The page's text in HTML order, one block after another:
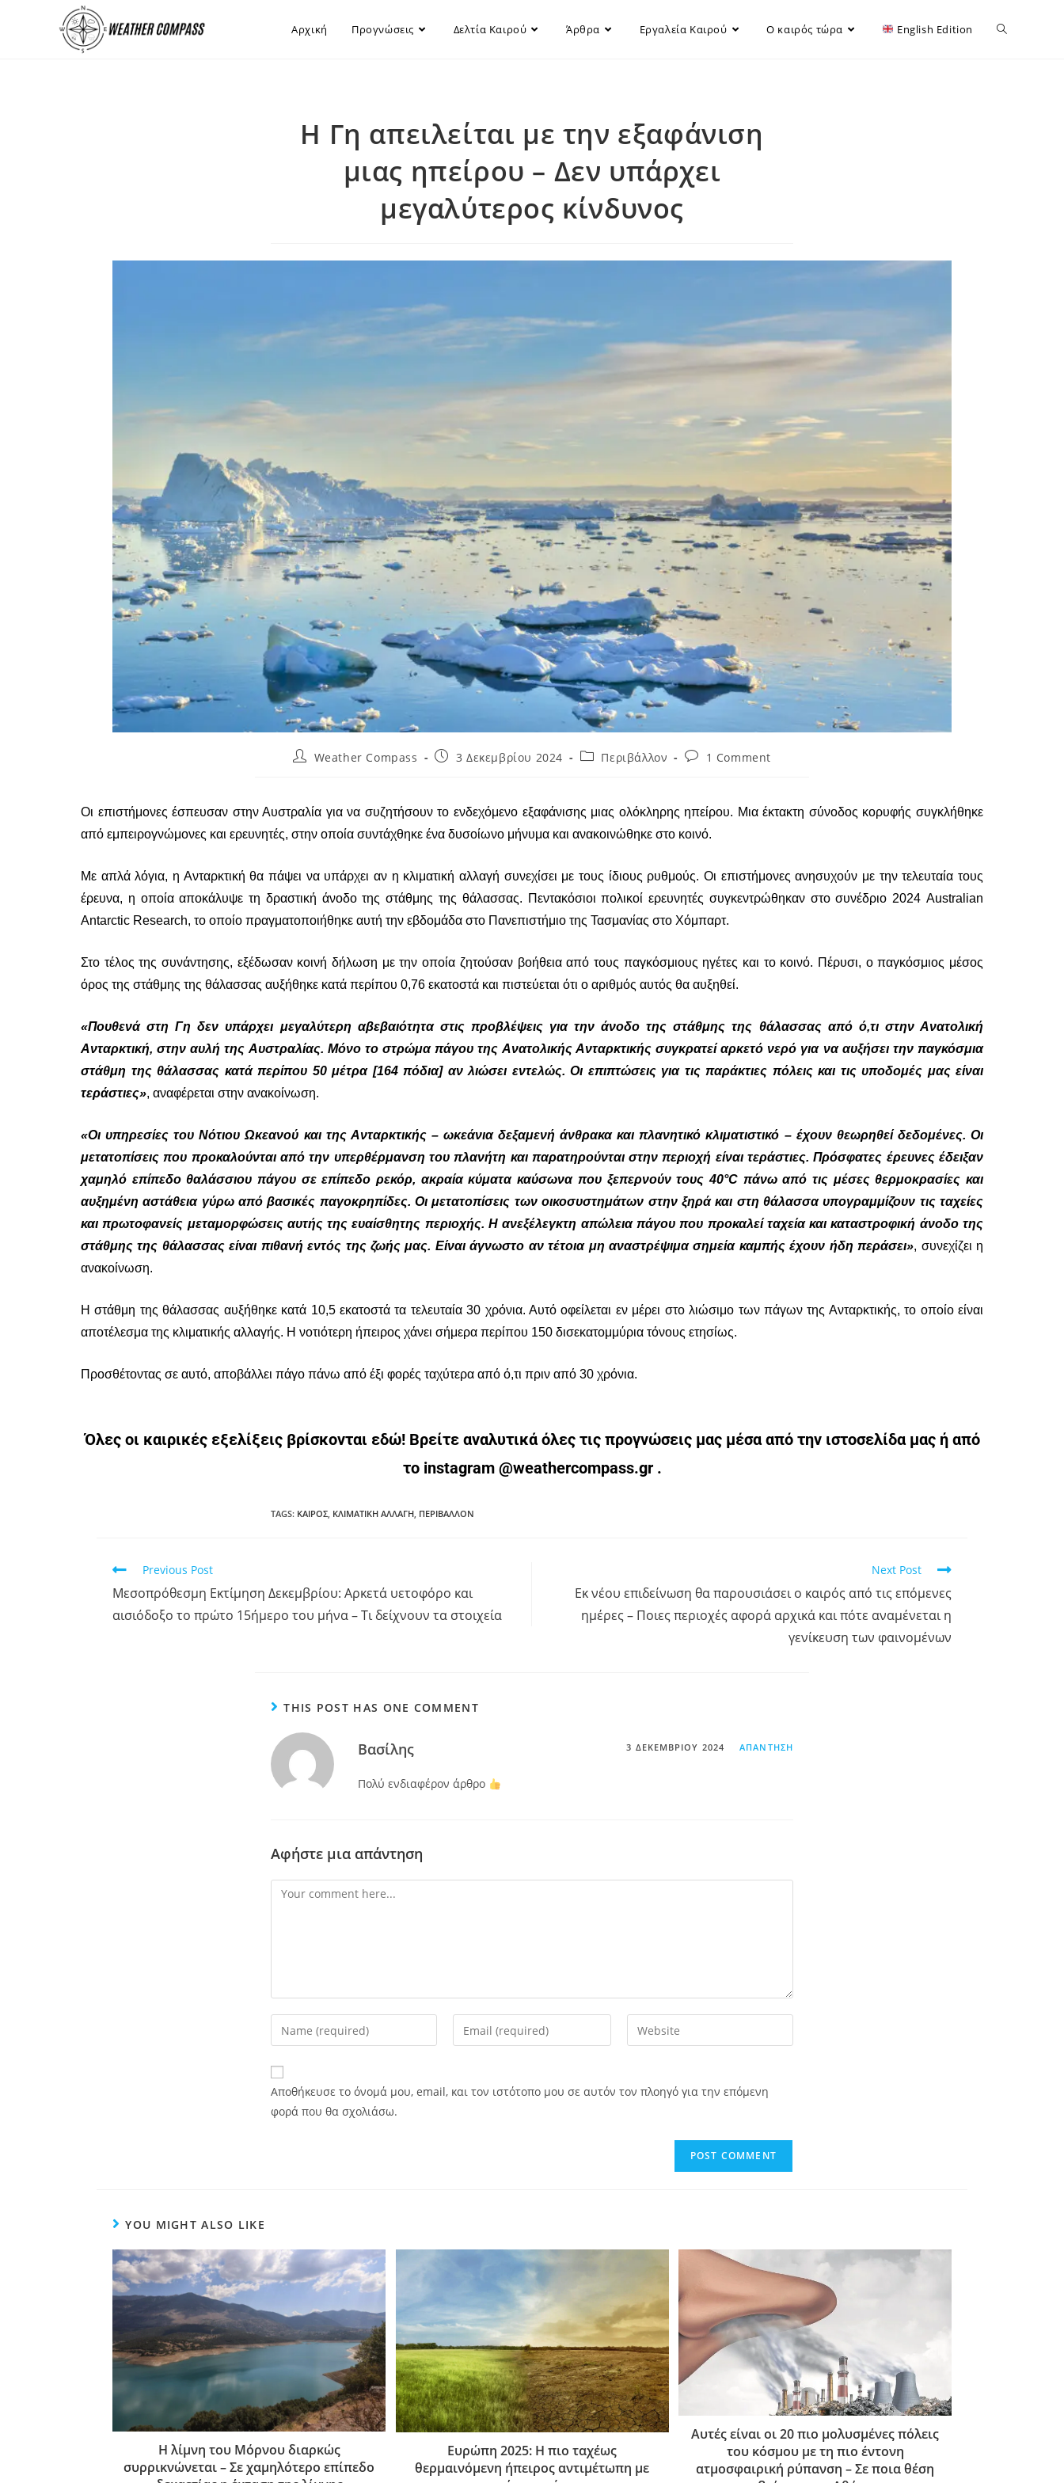
περιεχόμενο
Αρχική Προγνώσεις Δελτία Καιρού Άρθρα Εργαλεία Καιρού Ο καιρός τώρα English Edition
Η Γη απειλείται με την εξαφάνιση
μιας ηπείρου – Δεν υπάρχει
μεγαλύτερος κίνδυνος
Weather Compass 3 Δεκεμβρίου 2024 Περιβάλλον 1 Comment
Οι επιστήμονες έσπευσαν στην Αυστραλία για να συζητήσουν το ενδεχόμενο εξαφάνισης μιας ολόκληρης ηπείρου. Μια έκτακτη σύνοδος κορυφής συγκλήθηκε
από εμπειρογνώμονες και ερευνητές, στην οποία συντάχθηκε ένα δυσοίωνο μήνυμα και ανακοινώθηκε στο κοινό.
Με απλά λόγια, η Ανταρκτική θα πάψει να υπάρχει αν η κλιματική αλλαγή συνεχίσει με τους ίδιους ρυθμούς. Οι επιστήμονες ανησυχούν με την τελευταία τους
έρευνα, η οποία αποκάλυψε τη δραστική άνοδο της στάθμης της θάλασσας. Πεντακόσιοι πολικοί ερευνητές συγκεντρώθηκαν στο συνέδριο 2024 Australian
Antarctic Research, το οποίο πραγματοποιήθηκε αυτή την εβδομάδα στο Πανεπιστήμιο της Τασμανίας στο Χόμπαρτ.
Στο τέλος της συνάντησης, εξέδωσαν κοινή δήλωση με την οποία ζητούσαν βοήθεια από τους παγκόσμιους ηγέτες και το κοινό. Πέρυσι, ο παγκόσμιος μέσος
όρος της στάθμης της θάλασσας αυξήθηκε κατά περίπου 0,76 εκατοστά και πιστεύεται ότι ο αριθμός αυτός θα αυξηθεί.
«Πουθενά στη Γη δεν υπάρχει μεγαλύτερη αβεβαιότητα στις προβλέψεις για την άνοδο της στάθμης της θάλασσας από ό,τι στην Ανατολική
Ανταρκτική, στην αυλή της Αυστραλίας. Μόνο το στρώμα πάγου της Ανατολικής Ανταρκτικής συγκρατεί αρκετό νερό για να αυξήσει την παγκόσμια
στάθμη της θάλασσας κατά περίπου 50 μέτρα [164 πόδια] αν λιώσει εντελώς. Οι επιπτώσεις για τις παράκτιες πόλεις και τις υποδομές μας είναι
τεράστιες», αναφέρεται στην ανακοίνωση.
«Οι υπηρεσίες του Νότιου Ωκεανού και της Ανταρκτικής – ωκεάνια δεξαμενή άνθρακα και πλανητικό κλιματιστικό – έχουν θεωρηθεί δεδομένες. Οι
μετατοπίσεις που προκαλούνται από την υπερθέρμανση του πλανήτη και παρατηρούνται στην περιοχή είναι τεράστιες. Πρόσφατες έρευνες έδειξαν
χαμηλό επίπεδο θαλάσσιου πάγου σε επίπεδο ρεκόρ, ακραία κύματα καύσωνα που ξεπερνούν τους 40°C πάνω από τις μέσες θερμοκρασίες και
αυξημένη αστάθεια γύρω από βασικές παγοκρηπίδες. Οι μετατοπίσεις των οικοσυστημάτων στην ξηρά και στη θάλασσα υπογραμμίζουν τις ταχείες
και πρωτοφανείς μεταμορφώσεις αυτής της ευαίσθητης περιοχής.Η ανεξέλεγκτη απώλεια πάγου που προκαλεί ταχεία και καταστροφική άνοδο της
στάθμης της θάλασσας είναι πιθανή εντός της ζωής μας. Είναι άγνωστο αν τέτοια μη αναστρέψιμα σημεία καμπής έχουν ήδη περάσει», συνεχίζει η
ανακοίνωση.
Η στάθμη της θάλασσας αυξήθηκε κατά 10,5 εκατοστά τα τελευταία 30 χρόνια. Αυτό οφείλεται εν μέρει στο λιώσιμο των πάγων της Ανταρκτικής, το οποίο είναι
αποτέλεσμα της κλιματικής αλλαγής. Η νοτιότερη ήπειρος χάνει σήμερα περίπου 150 δισεκατομμύρια τόνους ετησίως.
Προσθέτοντας σε αυτό, αποβάλλει πάγο πάνω από έξι φορές ταχύτερα από ό,τι πριν από 30 χρόνια.
Όλες οι καιρικές εξελίξεις βρίσκονται εδώ! Βρείτε αναλυτικά όλες τις προγνώσεις μας μέσα από την ιστοσελίδα μας ή από
το instagram @weathercompass.gr.
TAGS: ΚΑΙΡΟΣ, ΚΛΙΜΑΤΙΚΗ ΑΛΛΑΓΗ, ΠΕΡΙΒΑΛΛΟΝ
Previous Post
Μεσοπρόθεσμη Εκτίμηση Δεκεμβρίου: Αρκετά υετοφόρο και
αισιόδοξο το πρώτο 15ήμερο του μήνα – Τι δείχνουν τα στοιχεία
Next Post
Εκ νέου επιδείνωση θα παρουσιάσει ο καιρός από τις επόμενες
ημέρες – Ποιες περιοχές αφορά αρχικά και πότε αναμένεται η
γενίκευση των φαινομένων
THIS POST HAS ONE COMMENT
Βασίλης 3 ΔΕΚΕΜΒΡΊΟΥ 2024 ΑΠΆΝΤΗΣΗ
Πολύ ενδιαφέρον άρθρο
Αφήστε μια απάντηση
Αποθήκευσε το όνομά μου, email, και τον ιστότοπο μου σε αυτόν τον πλοηγό για την επόμενη
φορά που θα σχολιάσω.
YOU MIGHT ALSO LIKE
Η λίμνη του Μόρνου διαρκώς
συρρικνώνεται – Σε χαμηλότερο επίπεδο
Ευρώπη 2025: Η πιο ταχέως
θερμαινόμενη ήπειρος αντιμέτωπη με
Αυτές είναι οι 20 πιο μολυσμένες πόλεις
του κόσμου με τη πιο έντονη
ατμοσφαιρική ρύπανση – Σε ποια θέση